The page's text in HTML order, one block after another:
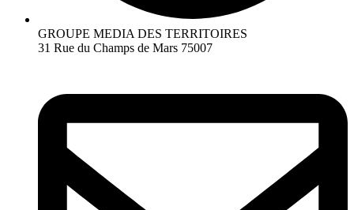
GROUPE MEDIA DES TERRITOIRES
31 Rue du Champs de Mars 75007